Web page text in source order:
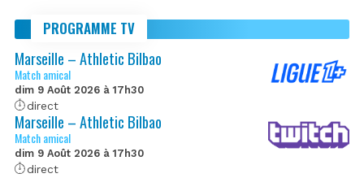
PROGRAMME TV
Marseille – Athletic Bilbao
Match amical
dim 9 Août 2026 à 17h30
direct
Marseille – Athletic Bilbao
Match amical
dim 9 Août 2026 à 17h30
direct